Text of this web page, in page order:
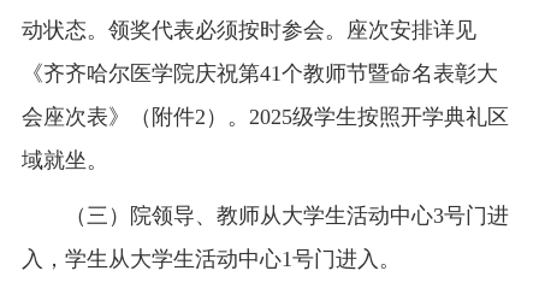
动状态。领奖代表必须按时参会。座次安排详见
《齐齐哈尔医学院庆祝第41个教师节暨命名表彰大
会座次表》（附件2）。2025级学生按照开学典礼区
域就坐。
（三）院领导、教师从大学生活动中心3号门进
入，学生从大学生活动中心1号门进入。